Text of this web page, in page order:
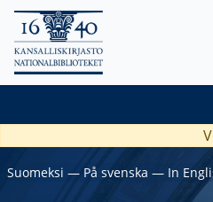
Suomeksi ― På svenska ― In